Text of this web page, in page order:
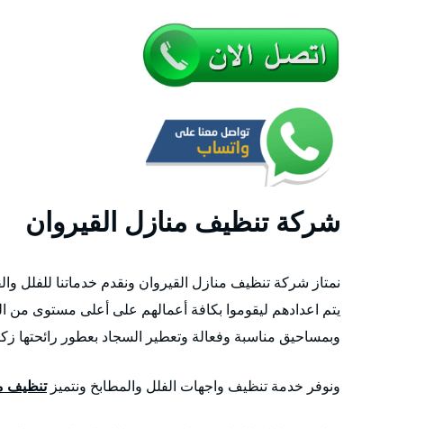
شركة تنظيف منازل القيروان
نمتاز شركة تنظيف منازل القيروان ونقدم خدماتنا للفلل
يتم اعدادهم ليقوموا بكافة أعمالهم على أعلى مستوى من
وبمساحيق مناسبة وفعالة وتعطير السجاد بعطور رائحتها
ونوفر خدمة تنظيف واجهات الفلل والمطابخ ونتميزتنظيف